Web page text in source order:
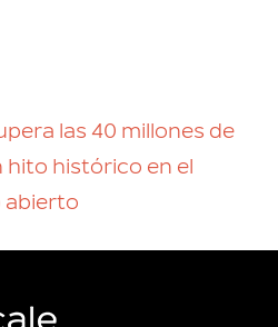
las 40 millones de
hito histórico en el
abierto